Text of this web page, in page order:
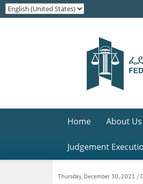
Home About Us
Judgement
Thursday, December 30, 2021 /